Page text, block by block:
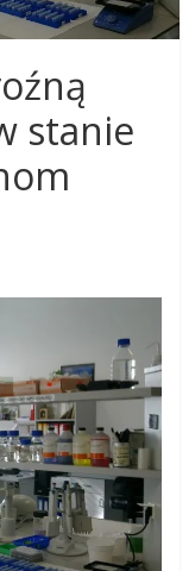
stanie